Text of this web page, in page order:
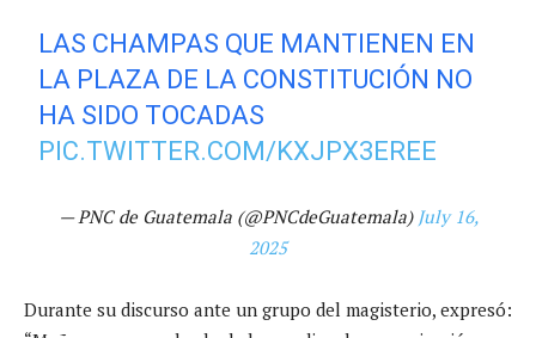
LAS CHAMPAS QUE MANTIENEN EN
LA PLAZA DE LA CONSTITUCIÓN NO
HA SIDO TOCADAS
PIC.TWITTER.COM/KXJPX3EREE
— PNC de Guatemala (@PNCdeGuatemala) July 16,
2025
Durante su discurso ante un grupo del magisterio, expresó: